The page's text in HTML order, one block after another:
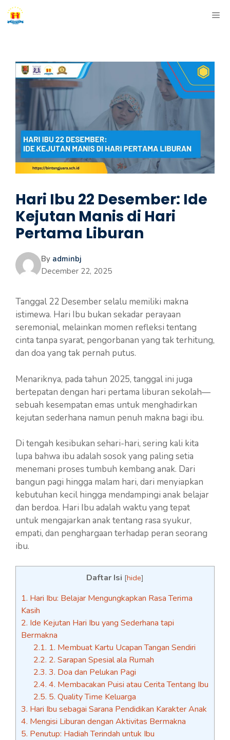
Skip
to
Hari Ibu 22 Desember: Ide
Kejutan Manis di Hari
Pertama Liburan
By adminbj
December 22, 2025
Tanggal 22 Desember selalu memiliki makna
istimewa. Hari Ibu bukan sekadar perayaan
seremonial, melainkan momen refleksi tentang
cinta tanpa syarat, pengorbanan yang tak terhitung,
dan doa yang tak pernah putus.
Menariknya, pada tahun 2025, tanggal ini juga
bertepatan dengan hari pertama liburan sekolah—
sebuah kesempatan emas untuk menghadirkan
kejutan sederhana namun penuh makna bagi ibu.
Di tengah kesibukan sehari-hari, sering kali kita
lupa bahwa ibu adalah sosok yang paling setia
menemani proses tumbuh kembang anak. Dari
bangun pagi hingga malam hari, dari menyiapkan
kebutuhan kecil hingga mendampingi anak belajar
dan berdoa. Hari Ibu adalah waktu yang tepat
untuk mengajarkan anak tentang rasa syukur,
empati, dan penghargaan terhadap peran seorang
ibu.
Daftar Isi [hide]
1. Hari Ibu: Belajar Mengungkapkan Rasa Terima
Kasih
2. Ide Kejutan Hari Ibu yang Sederhana tapi
Bermakna
2.1. 1. Membuat Kartu Ucapan Tangan Sendiri
2.2. 2. Sarapan Spesial ala Rumah
2.3. 3. Doa dan Pelukan Pagi
2.4. 4. Membacakan Puisi atau Cerita Tentang Ibu
2.5. 5. Quality Time Keluarga
3. Hari Ibu sebagai Sarana Pendidikan Karakter Anak
4. Mengisi Liburan dengan Aktivitas Bermakna
5. Penutup: Hadiah Terindah untuk Ibu